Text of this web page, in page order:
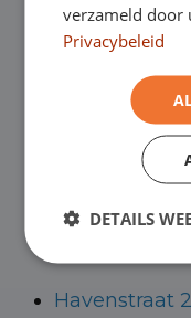
showrooms
en natuurlijk
kunt in Asten
bedrijfswagens
Helmond voor
Havenstraat
verzameld door
Privacybeleid
DETAILS